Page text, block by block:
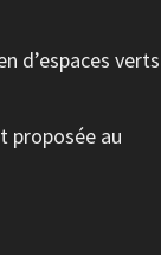
d’espaces verts
proposée au